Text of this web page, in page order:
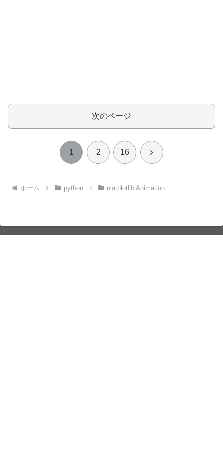
次のページ
1 2 16 次
ホーム python matplotlib Animation